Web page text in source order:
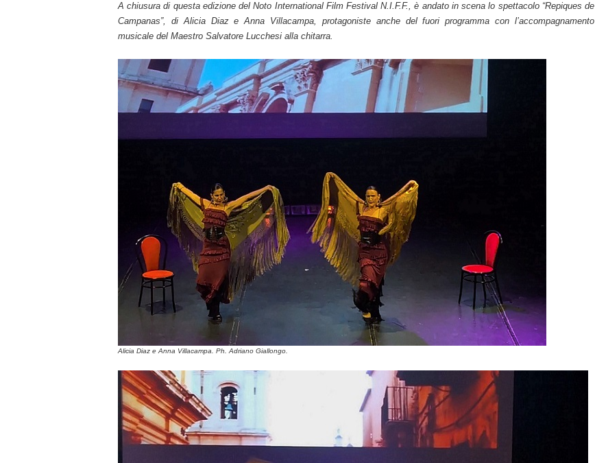
A chiusura di questa edizione del Noto International Film Festival N.I.F.F., è andato in scena lo spettacolo “Repiques de
Campanas”, di Alicia Diaz e Anna Villacampa, protagoniste anche del fuori programma con l’accompagnamento
musicale del Maestro Salvatore Lucchesi alla chitarra.
Alicia Diaz e Anna Villacampa. Ph. Adriano Giallongo.